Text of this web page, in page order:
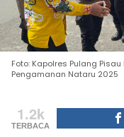
Foto: Kapolres Pulang
Pengamanan Nataru 2025
1.2k
TERBACA